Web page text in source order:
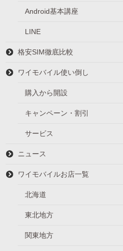
Android基本講座
LINE
格安SIM徹底比較
ワイモバイル使い倒し
購入から開設
キャンペーン・割引
サービス
ニュース
ワイモバイルお店一覧
北海道
東北地方
関東地方